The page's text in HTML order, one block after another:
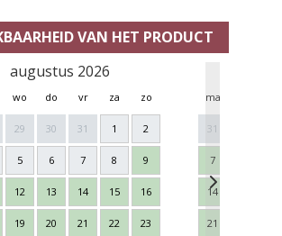
VAN HET PRODUCT
augustus 2026
wo do vr za zo
29 30 31 1 2
5 6 7 8 9
12 13 14 15 16
19 20 21 22 23
ma
31
7
14
21